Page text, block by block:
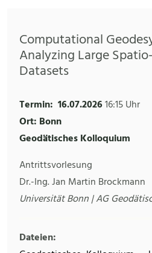
Computational
Analyzing Large
Datasets
Termin: 16.07.202616:15 Uhr
Ort: Bonn
Geodätisches Kolloquium
Antrittsvorlesung
Dr.-Ing. Jan Martin Brockmann
Universität Bonn | AG
Dateien: